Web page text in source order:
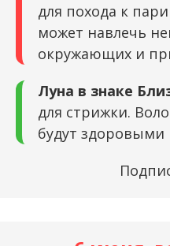
для похода к
может навлечь
окружающих и
Луна в знаке
для стрижки.
будут здоровыми